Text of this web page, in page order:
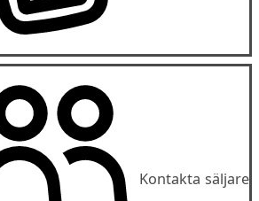
Kontakta säljare